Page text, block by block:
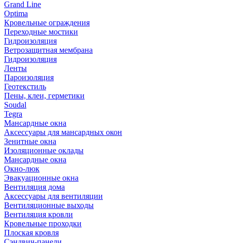
Grand Line
Optima
Кровельные ограждения
Переходные мостики
Гидроизоляция
Ветрозащитная мембрана
Гидроизоляция
Ленты
Пароизоляция
Геотекстиль
Пены, клеи, герметики
Soudal
Tegra
Мансардные окна
Аксессуары для мансардных окон
Зенитные окна
Изоляционные оклады
Мансардные окна
Окно-люк
Эвакуационные окна
Вентиляция дома
Аксессуары для вентиляции
Вентиляционные выходы
Вентиляция кровли
Кровельные проходки
Плоская кровля